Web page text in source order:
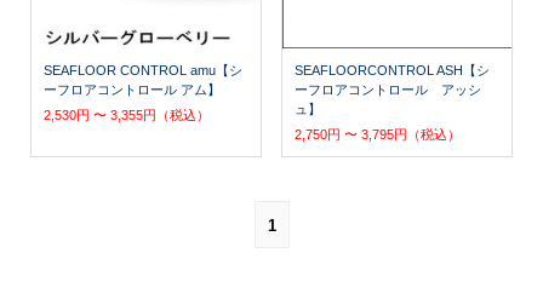
SEAFLOOR CONTROL amu【シ
ーフロアコントロール アム】
2,530円 〜 3,355円（税込）
SEAFLOORCONTROL ASH【シ
ーフロアコントロール アッシ
ュ】
2,750円 〜 3,795円（税込）
1